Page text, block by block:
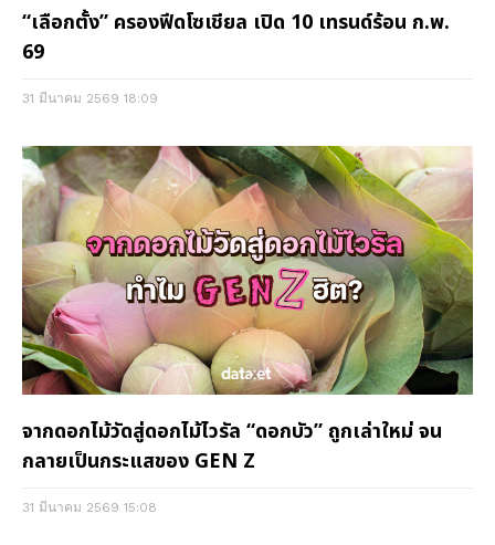
“เลือกตั้ง” ครองฟีดโซเชียล เปิด 10 เทรนด์ร้อน ก.พ.
69
31 มีนาคม 2569 18:09
จากดอกไม้วัดสู่ดอกไม้ไวรัล “ดอกบัว” ถูกเล่าใหม่ จน
กลายเป็นกระแสของ GEN Z
31 มีนาคม 2569 15:08